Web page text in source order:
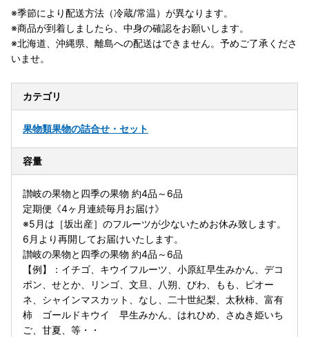
※季節により配送方法（冷蔵/常温）が異なります。
※商品が到着しましたら、中身の確認をお願いします。
※北海道、沖縄県、離島への配送はできません。予めご了承くださ
いませ。
カテゴリ
果物類果物の詰合せ・セット
容量
讃岐の果物と四季の果物 約4品～6品
定期便《4ヶ月連続毎月お届け》
※5月は［坂出産］のフルーツが少ないためお休み致します。
6月より再開してお届けいたします。
讃岐の果物と四季の果物 約4品～6品
【例】：イチゴ、キウイフルーツ、小原紅早生みかん、デコ
ポン、せとか、リンゴ、文旦、八朔、びわ、もも、ピオー
ネ、シャインマスカット、なし、二十世紀梨、太秋柿、富有
柿 ゴールドキウイ 早生みかん、はれひめ、さぬき姫いち
ご、甘夏、等・・